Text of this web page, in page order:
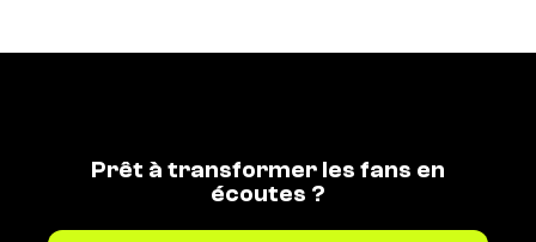
Prêt à transformer les fans en
écoutes ?